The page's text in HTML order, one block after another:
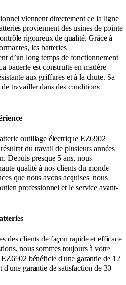
viennent directement de la ligne
proviennent des usines de pointe
rigoureux de qualité. Grâce à
les batteries
d’un long temps de fonctionnement
batterie est construite en matière
aux griffures et à la chute. Sa
travailler dans des conditions
outillage électrique EZ6902
du travail de plusieurs années
Depuis presque 5 ans, nous
qualité à nos clients du monde
que nous avons acquises, nous
professionnel et le service avant-
des clients de façon rapide et efficace.
nous sommes toujours à votre
bénéficie d'une garantie de 12
d'une garantie de satisfaction de 30